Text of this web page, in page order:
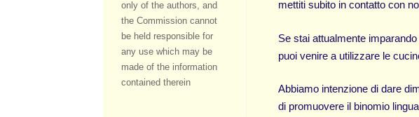
mettiti subito in contatto con
Se stai attualmente
puoi venire a utilizzare le
Abbiamo intenzione di dare
di promuovere il binomio
only of the authors, and
the Commission cannot
be held responsible for
any use which may be
made of the information
contained therein